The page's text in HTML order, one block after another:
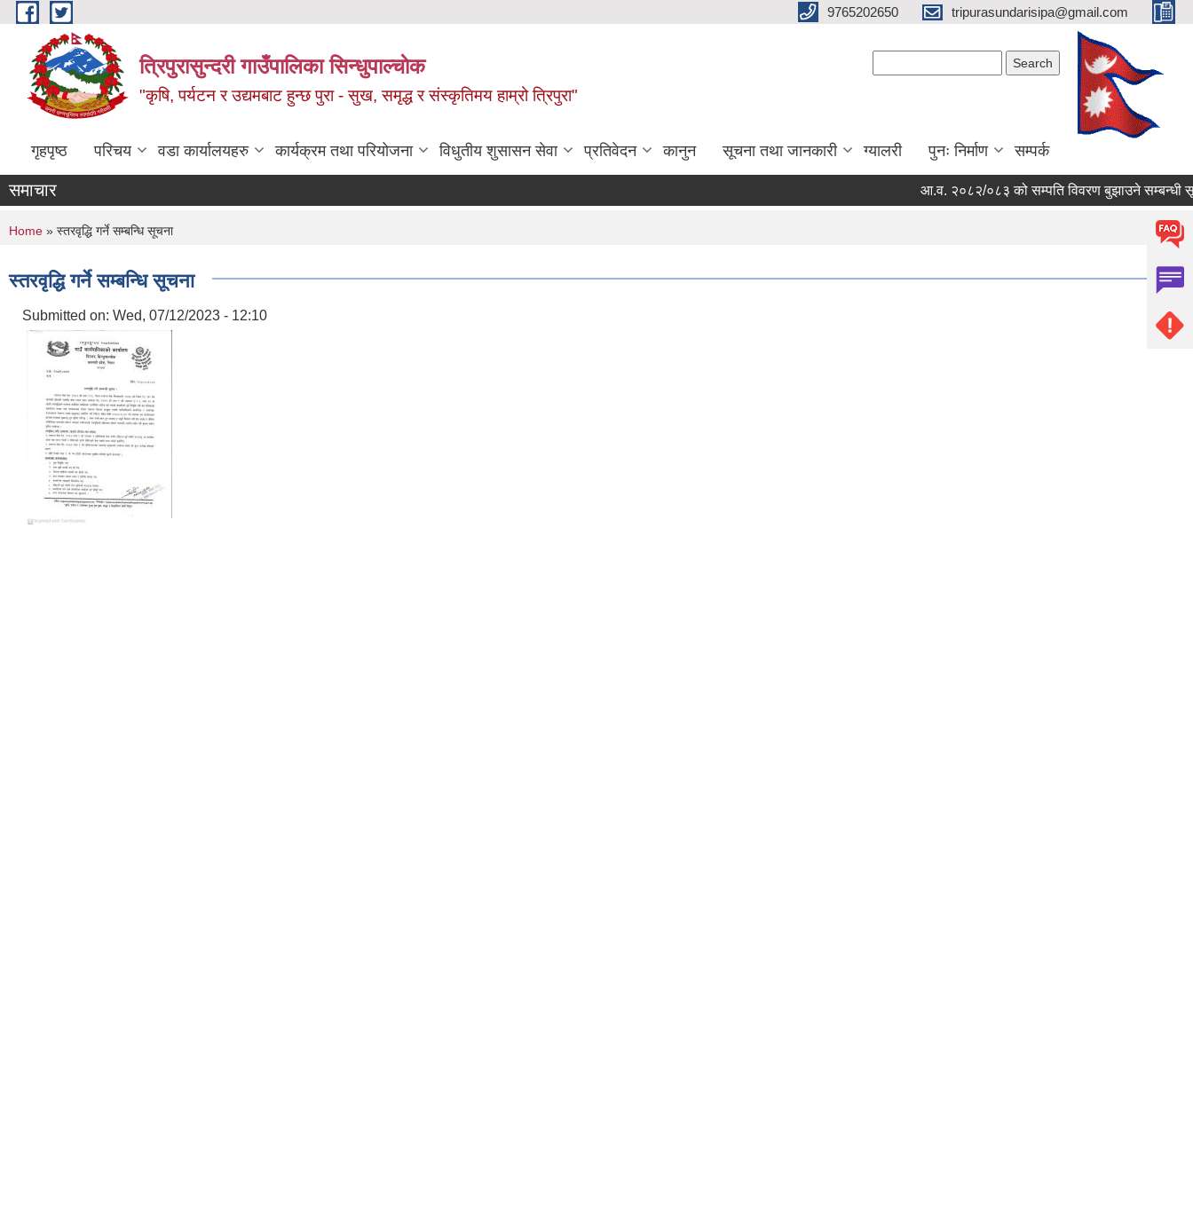
Skip to main content 9765202650 tripurasundarisipa@gmail.com
त्रिपुरासुन्दरी गाउँपालिका सिन्धुपाल्चाेक
"कृषि, पर्यटन र उद्यमबाट हुन्छ पुरा - सुख, समृद्ध र संस्कृतिमय हाम्रो त्रिपुरा"
गृहपृष्ठ परिचय वडा कार्यालयहरु कार्यक्रम तथा परियोजना विधुतीय शुसासन सेवा प्रतिवेदन कानुन सूचना तथा जानकारी ग्यालरी पुनः निर्माण सम्पर्क
समाचार आ.व. २०८२/०८३ को सम्पति विवरण बुझाउने सम्बन्धी
You are here
Home » स्तरवृद्धि गर्ने सम्बन्धि सूचना
स्तरवृद्धि गर्ने सम्बन्धि सूचना
Submitted on: Wed, 07/12/2023 - 12:10